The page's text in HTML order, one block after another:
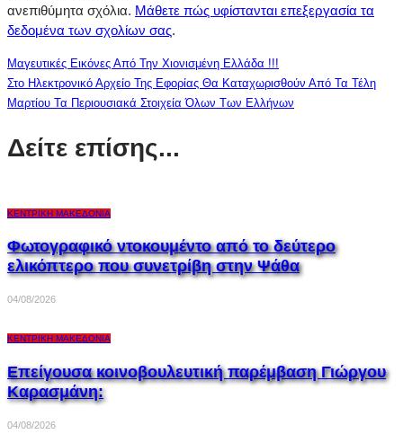
ανεπιθύμητα σχόλια. Μάθετε πώς υφίστανται επεξεργασία τα
δεδομένα των σχολίων σας.
Μαγευτικές Εικόνες Από Την Χιονισμένη Ελλάδα !!!
Στο Ηλεκτρονικό Αρχείο Της Εφορίας Θα Καταχωρισθούν Από Τα Τέλη
Μαρτίου Τα Περιουσιακά Στοιχεία Όλων Των Ελλήνων
Δείτε επίσης...
ΚΕΝΤΡΙΚΉ ΜΑΚΕΔΟΝΊΑ
Φωτογραφικό ντοκουμέντο από το δεύτερο
ελικόπτερο που συνετρίβη στην Ψάθα
04/08/2026
ΚΕΝΤΡΙΚΉ ΜΑΚΕΔΟΝΊΑ
Επείγουσα κοινοβουλευτική παρέμβαση Γιώργου
Καρασμάνη:
04/08/2026